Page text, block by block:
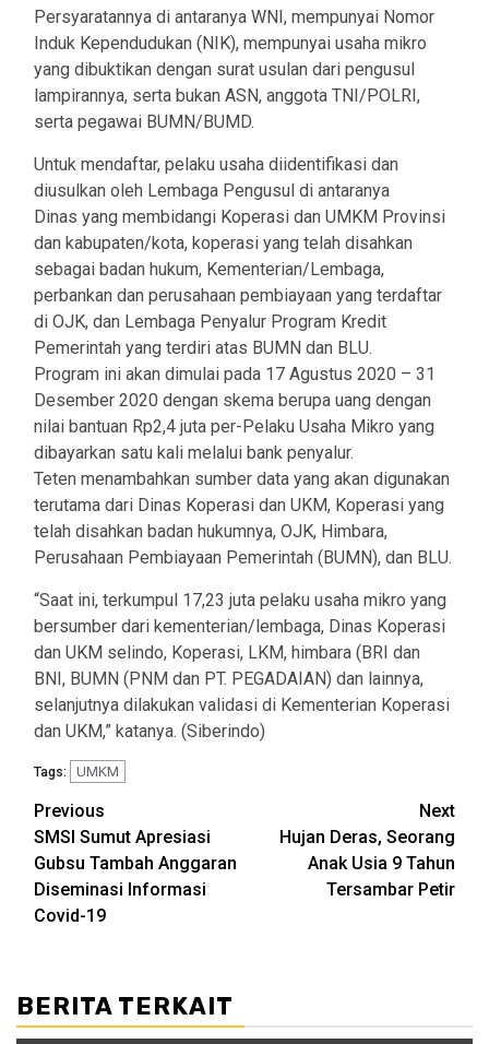
Persyaratannya di antaranya WNI, mempunyai Nomor
Induk Kependudukan (NIK), mempunyai usaha mikro
yang dibuktikan dengan surat usulan dari pengusul
lampirannya, serta bukan ASN, anggota TNI/POLRI,
serta pegawai BUMN/BUMD.
Untuk mendaftar, pelaku usaha diidentifikasi dan
diusulkan oleh Lembaga Pengusul di antaranya
Dinas yang membidangi Koperasi dan UMKM Provinsi
dan kabupaten/kota, koperasi yang telah disahkan
sebagai badan hukum, Kementerian/Lembaga,
perbankan dan perusahaan pembiayaan yang terdaftar
di OJK, dan Lembaga Penyalur Program Kredit
Pemerintah yang terdiri atas BUMN dan BLU.
Program ini akan dimulai pada 17 Agustus 2020 – 31
Desember 2020 dengan skema berupa uang dengan
nilai bantuan Rp2,4 juta per-Pelaku Usaha Mikro yang
dibayarkan satu kali melalui bank penyalur.
Teten menambahkan sumber data yang akan digunakan
terutama dari Dinas Koperasi dan UKM, Koperasi yang
telah disahkan badan hukumnya, OJK, Himbara,
Perusahaan Pembiayaan Pemerintah (BUMN), dan BLU.
“Saat ini, terkumpul 17,23 juta pelaku usaha mikro yang
bersumber dari kementerian/lembaga, Dinas Koperasi
dan UKM selindo, Koperasi, LKM, himbara (BRI dan
BNI, BUMN (PNM dan PT. PEGADAIAN) dan lainnya,
selanjutnya dilakukan validasi di Kementerian Koperasi
dan UKM,” katanya. (Siberindo)
Tags: UMKM
Post
navigation
Previous
SMSI Sumut Apresiasi
Gubsu Tambah Anggaran
Diseminasi Informasi
Covid-19
Next
Hujan Deras, Seorang
Anak Usia 9 Tahun
Tersambar Petir
BERITA TERKAIT